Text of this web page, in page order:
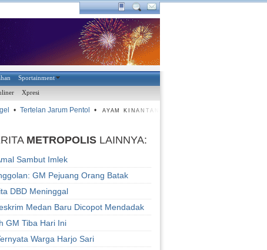
Sportainment
Xpresi
Tertelan Jarum Pentol AYAM KINANTAN
METROPOLIS LAINNYA:
Sambut Imlek
GM Pejuang Orang Batak
DBD Meninggal
Medan Baru Dicopot Mendadak
GM Tiba Hari Ini
Warga Harjo Sari